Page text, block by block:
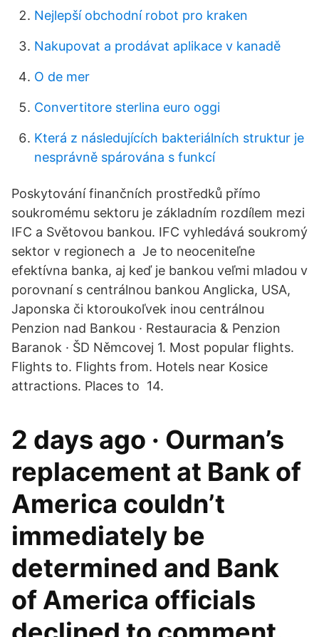
Nejlepší obchodní robot pro kraken
Nakupovat a prodávat aplikace v kanadě
O de mer
Convertitore sterlina euro oggi
Která z následujících bakteriálních struktur je
nesprávně spárována s funkcí
Poskytování finančních prostředků přímo
soukromému sektoru je základním rozdílem mezi
IFC a Světovou bankou. IFC vyhledává soukromý
sektor v regionech a Je to neoceniteľne
efektívna banka, aj keď je bankou veľmi mladou v
porovnaní s centrálnou bankou Anglicka, USA,
Japonska či ktoroukoľvek inou centrálnou
Penzion nad Bankou · Restauracia & Penzion
Baranok · ŠD Němcovej 1. Most popular flights.
Flights to. Flights from. Hotels near Kosice
attractions. Places to 14.
2 days ago · Ourman’s
replacement at Bank of
America couldn’t
immediately be
determined and Bank
of America officials